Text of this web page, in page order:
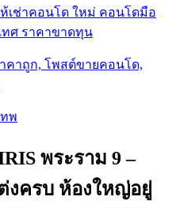
เช่าคอนโด ใหม่ คอนโดมือ
ทศ ราคาขาดทุน
คาถูก, โพสต์ขายคอนโด,
พ
พระราม 9 –
งครบ ห้องใหญ่อยู่